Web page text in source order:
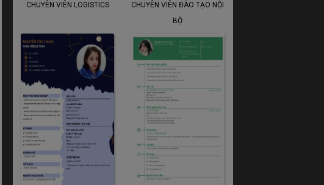
CHUYÊN VIÊN LOGISTICS
CHUYÊN VIÊN ĐÀO TẠO NỘI
BỘ